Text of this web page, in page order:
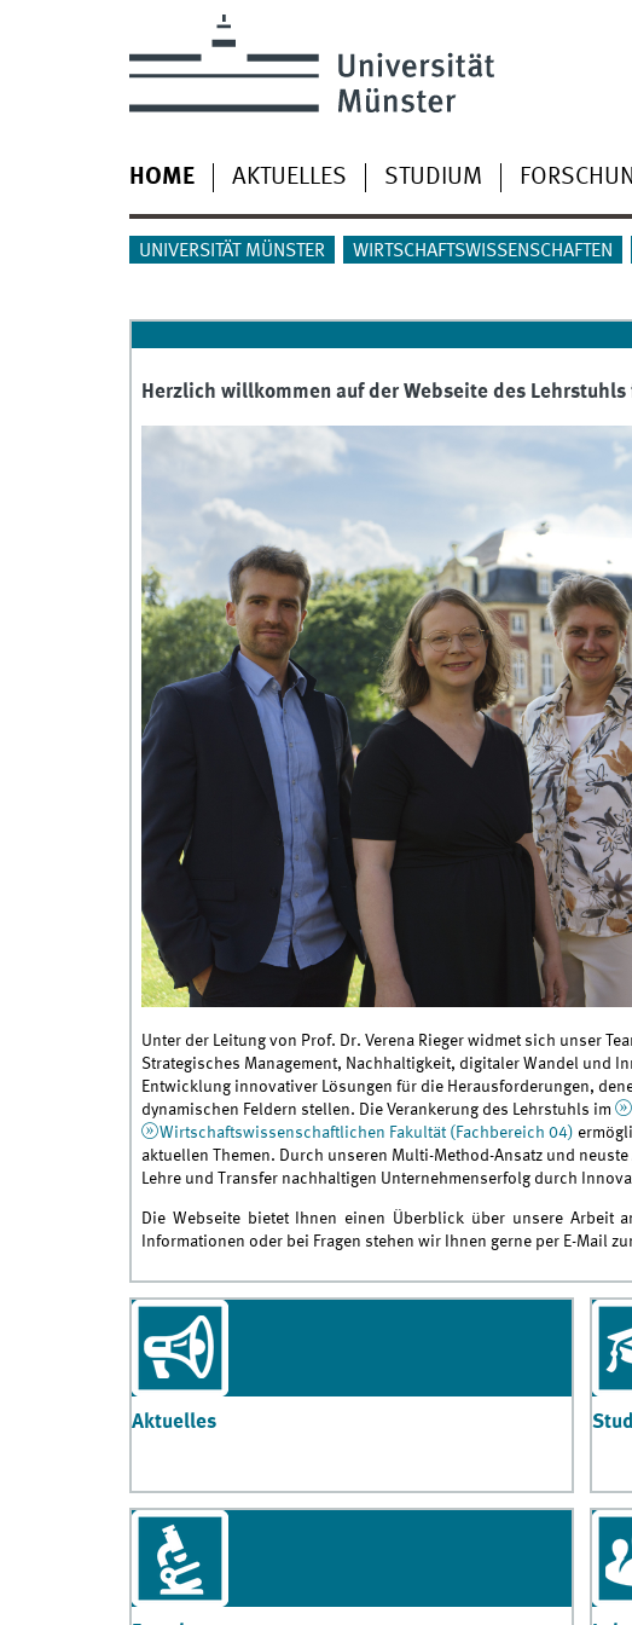
HOME AKTUELLES STUDIUM
UNIVERSITÄT MÜNSTER WIRTSCHAFTSWISSENSCHAFTEN
Herzlich willkommen auf der Webseite des
Unter der Leitung von Prof. Dr. Verena Rieger widmet sich unser
Strategisches Management, Nachhaltigkeit, digitaler Wandel und
Entwicklung innovativer Lösungen für die Herausforderungen,
dynamischen Feldern stellen. Die Verankerung des Lehrstuhls im
Wirtschaftswissenschaftlichen Fakultät (Fachbereich 04)
aktuellen Themen. Durch unseren Multi-Method-Ansatz und
Lehre und Transfer nachhaltigen Unternehmenserfolg durch
Die Webseite bietet Ihnen einen Überblick über unsere Arbeit
Informationen oder bei Fragen stehen wir Ihnen gerne per E-Mail
Aktuelles